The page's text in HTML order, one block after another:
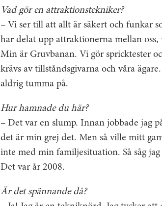
Vad gör en attraktionstekniker?
– Vi ser till att allt är säkert och funkar
har delat upp attraktionerna mellan
Min är Gruv­banan. Vi gör spricktester
krävs av tillståndsgivarna och våra
aldrig tumma på.
Hur hamnade du här?
– Det var en slump. Innan jobbade jag
det är min grej det. Men så ville mitt
inte med min familjesituation. Så såg
Det var år 2008.
Är det spännande då?